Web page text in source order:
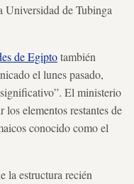
Universidad de Tubinga
de Egiptotambién
el lunes pasado,
El ministerio
elementos restantes de
conocido como el
la estructura recién